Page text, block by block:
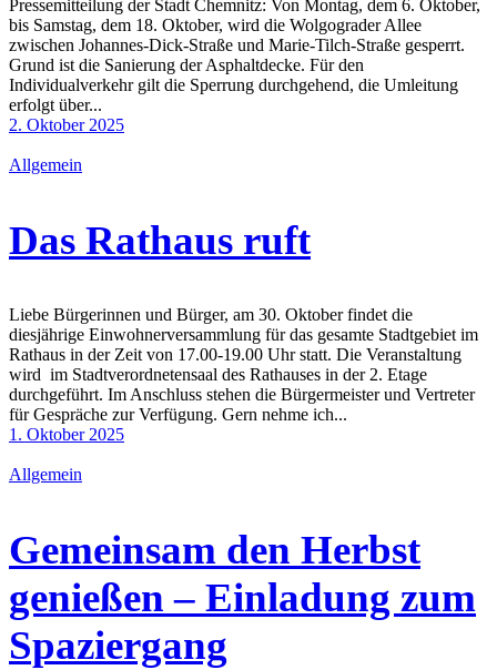
Pressemitteilung der Stadt Chemnitz: Von Montag, dem 6. Oktober,
bis Samstag, dem 18. Oktober, wird die Wolgograder Allee
zwischen Johannes-Dick-Straße und Marie-Tilch-Straße gesperrt.
Grund ist die Sanierung der Asphaltdecke. Für den
Individualverkehr gilt die Sperrung durchgehend, die Umleitung
erfolgt über...
2. Oktober 2025
Allgemein
Das Rathaus ruft
Liebe Bürgerinnen und Bürger, am 30. Oktober findet die
diesjährige Einwohnerversammlung für das gesamte Stadtgebiet im
Rathaus in der Zeit von 17.00-19.00 Uhr statt. Die Veranstaltung
wird im Stadtverordnetensaal des Rathauses in der 2. Etage
durchgeführt. Im Anschluss stehen die Bürgermeister und Vertreter
für Gespräche zur Verfügung. Gern nehme ich...
1. Oktober 2025
Allgemein
Gemeinsam den Herbst
genießen – Einladung zum
Spaziergang